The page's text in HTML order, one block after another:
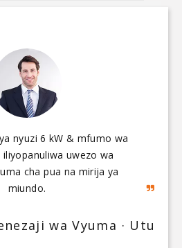
nyuzi 6 kW & mfumo wa
uwezo wa
cha pua na mirija ya
miundo.
wa Vyuma · Uturuki
cha uchakataji na kituo
quartz kimewezesha
kutoka kwa ukataji wa
ung'aaji wa kuzama.
na Quartz ·